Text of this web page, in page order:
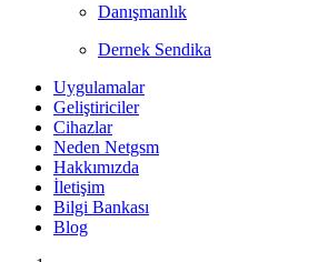
Danışmanlık
Dernek Sendika
Uygulamalar
Geliştiriciler
Cihazlar
Neden Netgsm
Hakkımızda
İletişim
Bilgi Bankası
Blog